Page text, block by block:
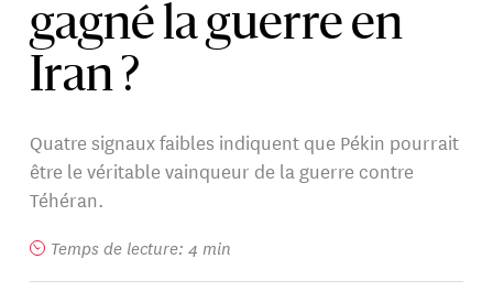
gagné la guerre en
Iran ?
Quatre signaux faibles indiquent que Pékin pourrait
être le véritable vainqueur de la guerre contre
Téhéran.
Temps de lecture: 4 min